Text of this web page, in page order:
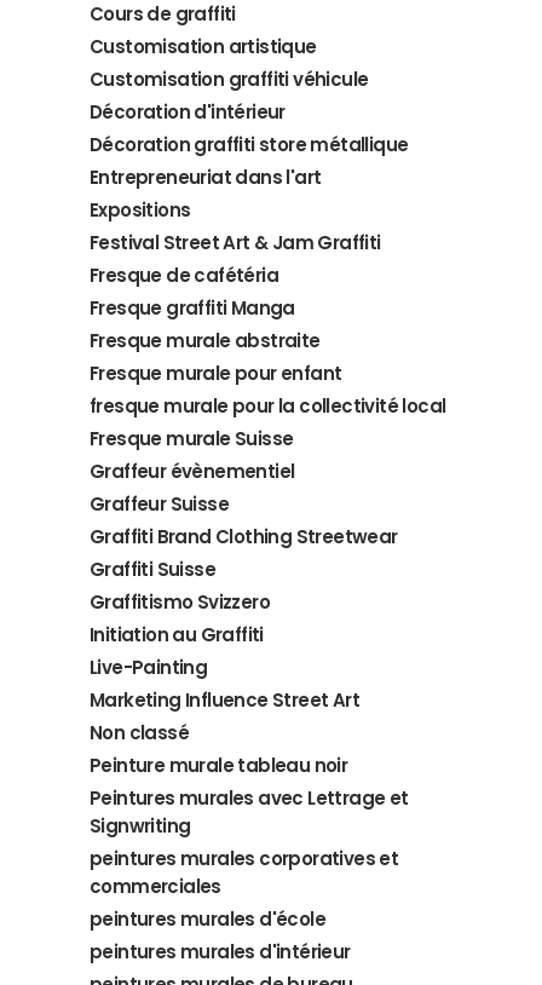
Cours de graffiti
Customisation artistique
Customisation graffiti véhicule
Décoration d'intérieur
Décoration graffiti store métallique
Entrepreneuriat dans l'art
Expositions
Festival Street Art & Jam Graffiti
Fresque de cafétéria
Fresque graffiti Manga
Fresque murale abstraite
Fresque murale pour enfant
fresque murale pour la collectivité local
Fresque murale Suisse
Graffeur évènementiel
Graffeur Suisse
Graffiti Brand Clothing Streetwear
Graffiti Suisse
Graffitismo Svizzero
Initiation au Graffiti
Live-Painting
Marketing Influence Street Art
Non classé
Peinture murale tableau noir
Peintures murales avec Lettrage et
Signwriting
peintures murales corporatives et
commerciales
peintures murales d'école
peintures murales d'intérieur